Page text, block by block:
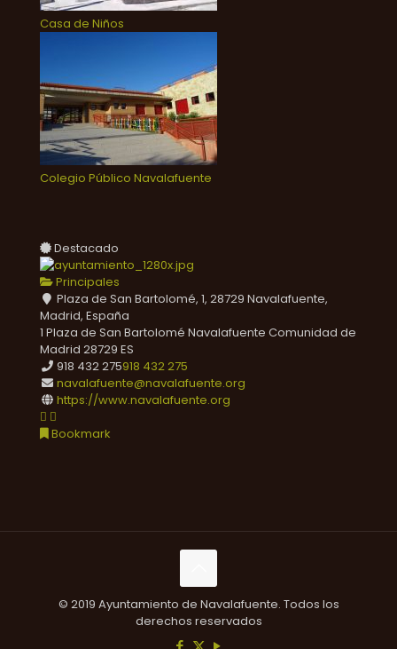
Casa de Niños
Colegio Público Navalafuente
Destacado
Principales
Plaza de San Bartolomé, 1, 28729 Navalafuente,
Madrid, España
1 Plaza de San Bartolomé Navalafuente Comunidad de
Madrid 28729 ES
918 432 275918 432 275
navalafuente@navalafuente.org
https://www.navalafuente.org
Bookmark
© 2019 Ayuntamiento de Navalafuente. Todos los
derechos reservados